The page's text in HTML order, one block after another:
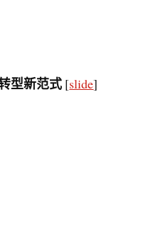
型新范式 [slide]